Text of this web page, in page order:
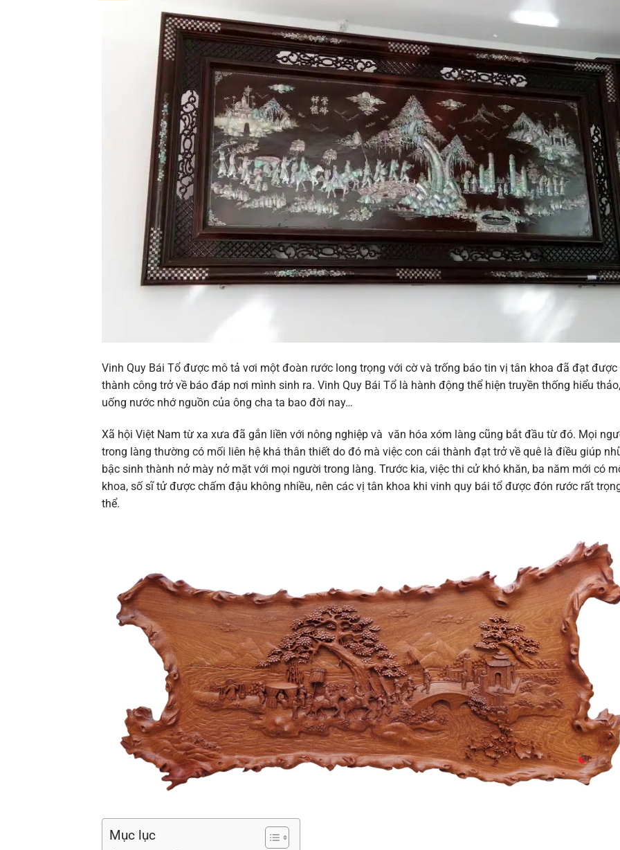
Vinh Quy Bái Tổ được mô tả vơi một đoàn rước long trọng với cờ và trống báo tin vị tân khoa đã đạt được
thành công trở về báo đáp nơi mình sinh ra. Vinh Quy Bái Tổ là hành động thể hiện truyền thống hiểu thảo,
uống nước nhớ nguồn của ông cha ta bao đời nay…
Xã hội Việt Nam từ xa xưa đã gắn liền với nông nghiệp và văn hóa xóm làng cũng bắt đầu từ đó. Mọi
trong làng thường có mối liên hệ khá thân thiết do đó mà việc con cái thành đạt trở về quê là điều giúp
bậc sinh thành nở mày nở mặt với mọi người trong làng. Trước kia, việc thi cử khó khăn, ba năm mới có
khoa, số sĩ tử được chấm đậu không nhiều, nên các vị tân khoa khi vinh quy bái tổ được đón rước rất
thể.
Mục lục